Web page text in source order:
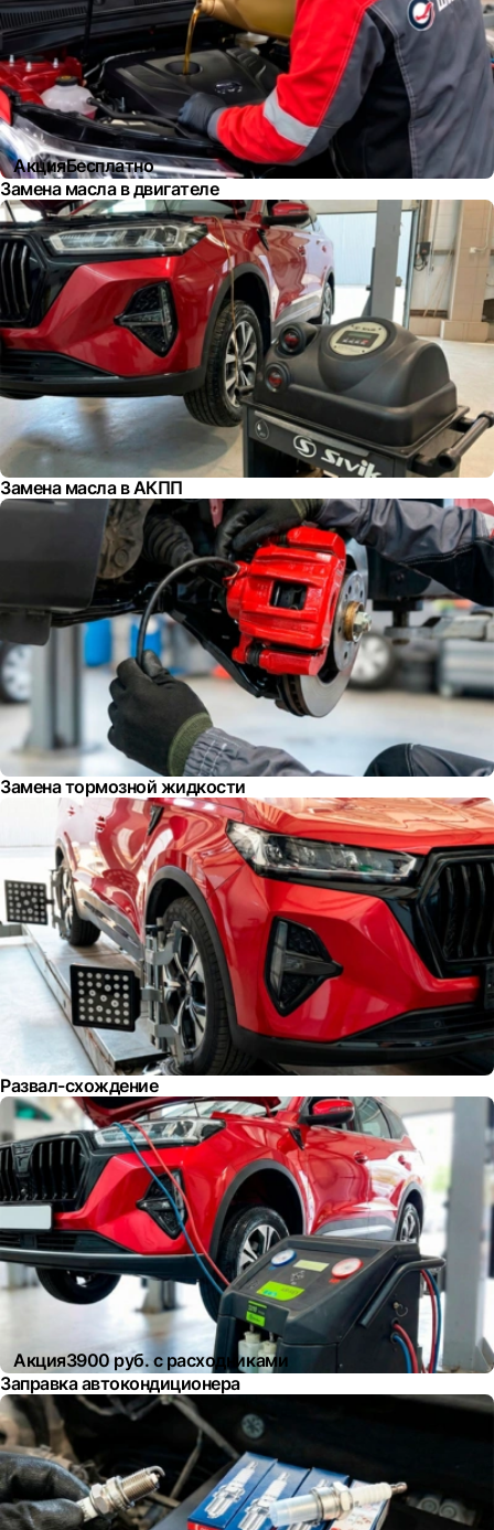
АкцияБесплатно
Замена масла в двигателе
Замена масла в АКПП
Замена тормозной жидкости
Развал-схождение
Акция3900 руб. с расходниками
Заправка автокондиционера